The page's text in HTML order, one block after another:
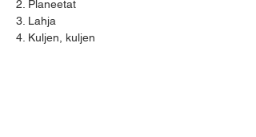
2. Planeetat
3. Lahja
4. Kuljen, kuljen